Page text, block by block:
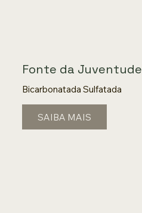
Fonte da Juventude
Bicarbonatada Sulfatada
SAIBA MAIS